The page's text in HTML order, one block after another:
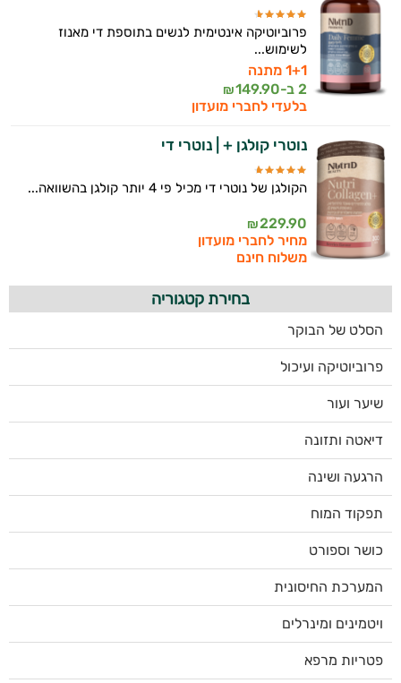
פרוביוטיקה אינטימית לנשים בתוספת די מאנוז
לשימוש...
1+1 מתנה
2 ב-
149.90
₪
בלעדי לחברי מועדון
נוטרי קולגן + | נוטרי די
הקולגן של נוטרי די מכיל פי 4 יותר קולגן בהשוואה...
229.90
₪
מחיר לחברי מועדון
משלוח חינם
בחירת קטגוריה
הסלט של הבוקר
פרוביוטיקה ועיכול
שיער ועור
דיאטה ותזונה
הרגעה ושינה
תפקוד המוח
כושר וספורט
המערכת החיסונית
ויטמינים ומינרלים
פטריות מרפא